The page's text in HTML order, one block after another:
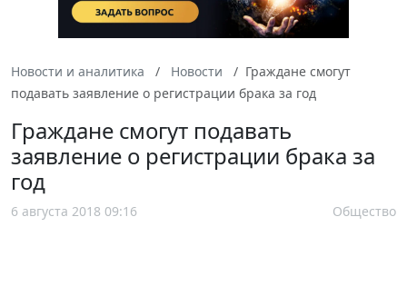
Новости и аналитика Новости
Граждане смогут
подавать заявление о регистрации брака за год
Граждане смогут подавать
заявление о регистрации брака за
год
6 августа 2018 09:16 Общество